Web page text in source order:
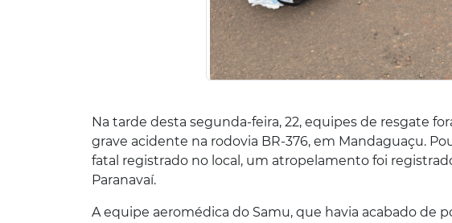
Na tarde desta segunda-feira, 22, equipes de resgate
grave acidente na rodovia BR-376, em Mandaguaçu.
fatal registrado no local, um atropelamento foi
Paranavaí.
A equipe aeromédica do Samu, que havia acabado de